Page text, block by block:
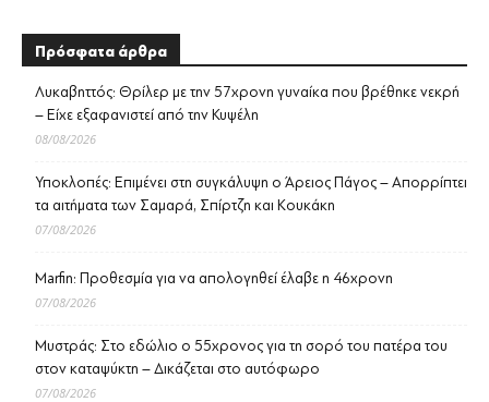
Πρόσφατα άρθρα
Λυκαβηττός: Θρίλερ με την 57χρονη γυναίκα που βρέθηκε νεκρή
– Είχε εξαφανιστεί από την Κυψέλη
08/08/2026
Υποκλοπές: Επιμένει στη συγκάλυψη ο Άρειος Πάγος – Απορρίπτει
τα αιτήματα των Σαμαρά, Σπίρτζη και Κουκάκη
07/08/2026
Marfin: Προθεσμία για να απολογηθεί έλαβε η 46χρονη
07/08/2026
Μυστράς: Στο εδώλιο ο 55χρονος για τη σορό του πατέρα του
στον καταψύκτη – Δικάζεται στο αυτόφωρο
07/08/2026